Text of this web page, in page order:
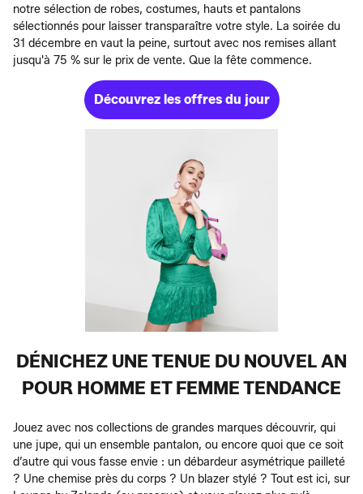
notre sélection de robes, costumes, hauts et pantalons
sélectionnés pour laisser transparaître votre style. La soirée du
31 décembre en vaut la peine, surtout avec nos remises allant
jusqu'à 75 % sur le prix de vente. Que la fête commence.
Découvrez les offres du jour
DÉNICHEZ UNE TENUE DU NOUVEL AN
POUR HOMME ET FEMME TENDANCE
Jouez avec nos collections de grandes marques découvrir, qui
une jupe, qui un ensemble pantalon, ou encore quoi que ce soit
d’autre qui vous fasse envie : un débardeur asymétrique pailleté
? Une chemise près du corps ? Un blazer stylé ? Tout est ici, sur